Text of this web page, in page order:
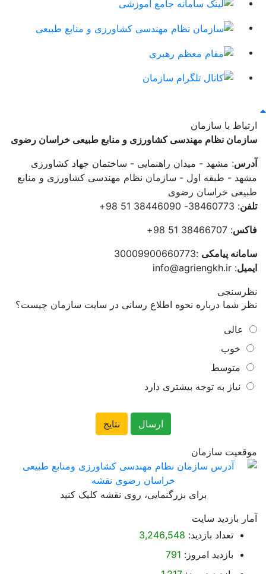
ارتباط با سازمان
سازمان نظام مهندسی کشاورزی و منابع طبیعی خراسان رضوی
آدرس: مشهد - میدان راهنمایی - ساختمان جهاد کشاورزی
مشهد - طبقه اول - سازمان نظام مهندسی کشاورزی و منابع
طبیعی خراسان رضوی
تلفن: 38460773- 38446090 51 98+
فاکس: 38466707 51 98+
سامانه پیامکی :30009900660773
ایمیل: info@agriengkh.ir
نظرسنجی
نظر شما درباره نحوه اطلاع رسانی در سایت سازمان چیست؟
عالی
خوب
متوسط
نیاز به توجه بیشتری دارد
موقعیت سازمان
برای بزرگنمایی، روی نقشه کلیک کنید
آمار بازدید سایت
تعداد بازدید: 3,246,548
بازدید امروز: